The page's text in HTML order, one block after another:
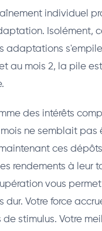
individuel
Isolément,
adaptations
au mois 2, la pile
des intérêts
mois ne semblait pas
ces
rendements à leur
vous
dur. Votre force
stimulus. Votre